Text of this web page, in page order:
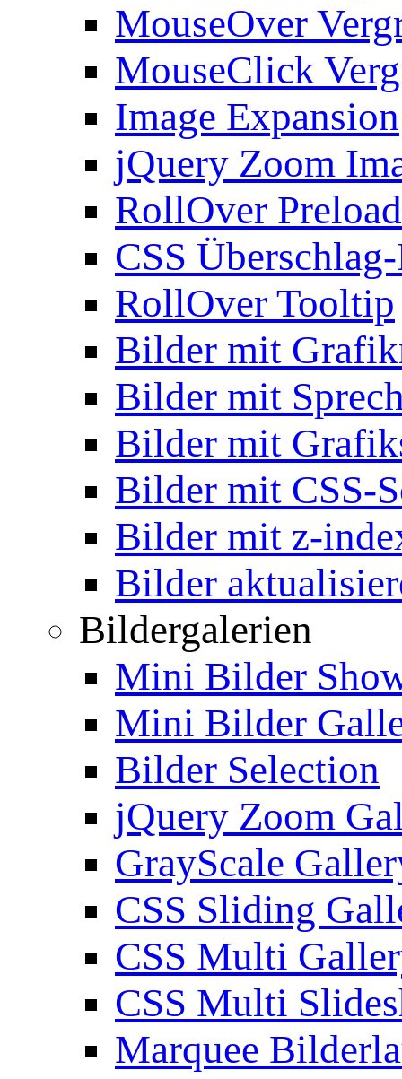
MouseOver
MouseClick
Image Expansion
jQuery Zoom
RollOver Preload
CSS
RollOver Tooltip
Bilder mit
Bilder mit
Bilder mit
Bilder mit CSS-
Bilder mit z-
Bilder
Bildergalerien
Mini Bilder
Mini Bilder
Bilder Selection
jQuery Zoom
GrayScale
CSS Sliding
CSS Multi
CSS Multi
Marquee